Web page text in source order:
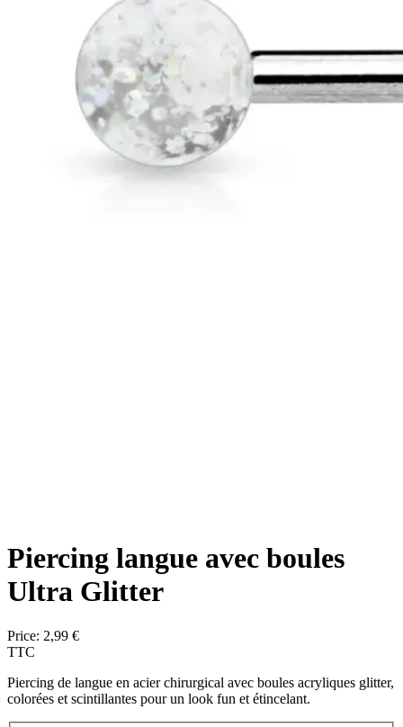
Piercing langue avec boules
Ultra Glitter
Price: 2,99 €
TTC
Piercing de langue en acier chirurgical avec boules acryliques glitter,
colorées et scintillantes pour un look fun et étincelant.